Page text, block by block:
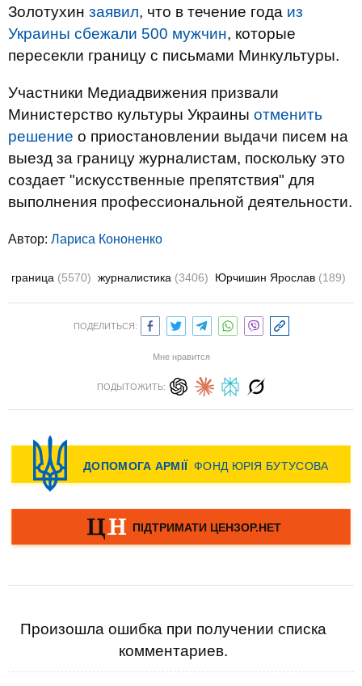
Золотухин заявил, что в течение года из
Украины сбежали 500 мужчин, которые
пересекли границу с письмами Минкультуры.
Участники Медиадвижения призвали
Министерство культуры Украины отменить
решение о приостановлении выдачи писем на
выезд за границу журналистам, поскольку это
создает "искусственные препятствия" для
выполнения профессиональной деятельности.
Автор: Лариса Кононенко
граница (5570) журналистика (3406) Юрчишин Ярослав (189)
ПОДЕЛИТЬСЯ:
Мне нравится
ПОДЫТОЖИТЬ:
Произошла ошибка при получении списка
комментариев.